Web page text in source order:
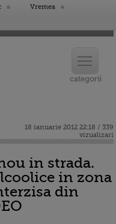
Vremea
18 ianuarie 2012 22:18 / 339
vizualizari
in strada.
in zona
din